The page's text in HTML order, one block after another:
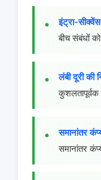
इंट्रा-सीक्वेंस
बीच संबंधों
लंबी दूरी की
समानांतर
समानांतर